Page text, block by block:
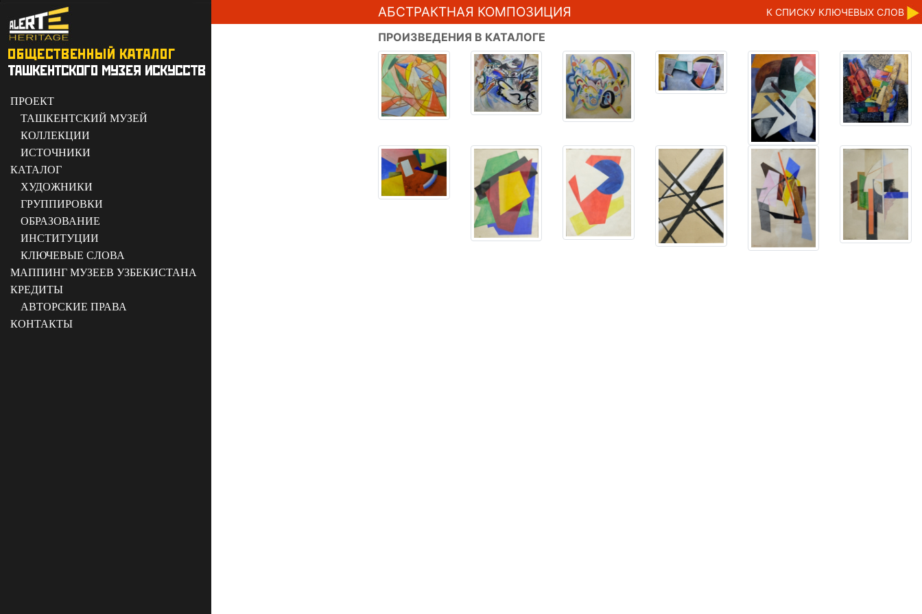
ПРОЕКТ
ТАШКЕНТСКИЙ МУЗЕЙ
КОЛЛЕКЦИИ
ИСТОЧНИКИ
КАТАЛОГ
ХУДОЖНИКИ
ГРУППИРОВКИ
ОБРАЗОВАНИЕ
ИНСТИТУЦИИ
КЛЮЧЕВЫЕ СЛОВА
МАППИНГ МУЗЕЕВ УЗБЕКИСТАНА
КРЕДИТЫ
АВТОРСКИЕ ПРАВА
КОНТАКТЫ
АБСТРАКТНАЯ КОМПОЗИЦИЯ К CПИСКУ КЛЮЧЕВЫХ СЛОВ
ПРОИЗВЕДЕНИЯ В КАТАЛОГЕ